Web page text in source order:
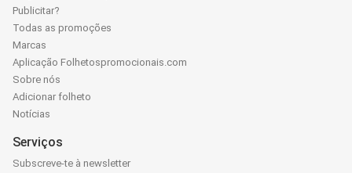
Publicitar?
Todas as promoções
Marcas
Aplicação Folhetospromocionais.com
Sobre nós
Adicionar folheto
Notícias
Serviços
Subscreve-te à newsletter